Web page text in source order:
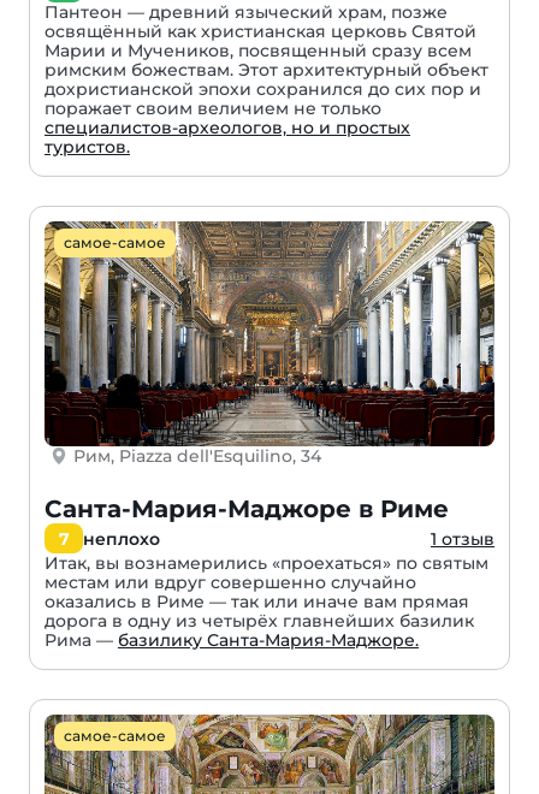
Пантеон — древний языческий храм, позже
освящённый как христианская церковь Святой
Марии и Мучеников, посвященный сразу всем
римским божествам. Этот архитектурный объект
дохристианской эпохи сохранился до сих пор и
поражает своим величием не только
специалистов-археологов, но и простых
туристов.
самое-самое
Рим, Piazza dell'Esquilino, 34
Санта-Мария-Маджоре в Риме
7 неплохо
1 отзыв
Итак, вы вознамерились «проехаться» по святым
местам или вдруг совершенно случайно
оказались в Риме — так или иначе вам прямая
дорога в одну из четырёх главнейших базилик
Рима — базилику Санта-Мария-Маджоре.
самое-самое